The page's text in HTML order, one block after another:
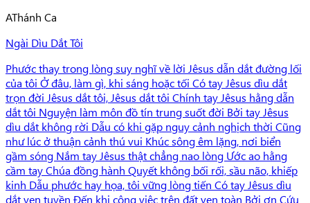
AThánh Ca
Ngài Dìu Dắt Tôi
Phước thay trong lòng suy nghĩ về lời Jêsus dẫn dắt đường lối
của tôi Ở đâu, làm gì, khi sáng hoặc tối Có tay Jêsus dìu dắt
trọn đời Jêsus dắt tôi, Jêsus dắt tôi Chính tay Jêsus hằng dẫn
dắt tôi Nguyện làm môn đồ tín trung suốt đời Bởi tay Jêsus
dìu dắt không rời Dẫu có khi gặp nguy cảnh nghịch thời Cũng
như lúc ở thuận cảnh thú vui Khúc sông êm lặng, nơi biển
gầm sóng Nắm tay Jêsus thật chẳng nao lòng Ước ao hằng
cầm tay Chúa đồng hành Quyết không bối rối, sầu não, khiếp
kinh Dẫu phước hay họa, tôi vững lòng tiến Có tay Jêsus dìu
dắt vẹn tuyền Đến khi công việc trên đất vẹn toàn Bởi ơn Cứu